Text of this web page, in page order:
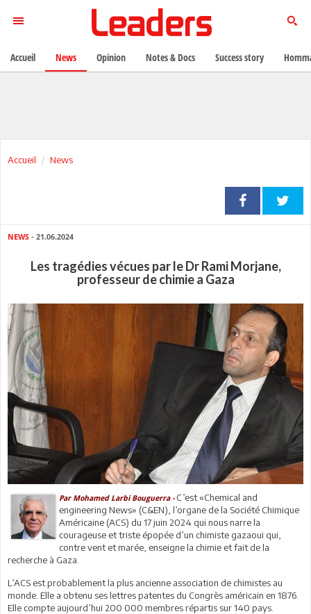
Accueil News
NEWS - 21.06.2024
Les tragédies vécues par le Dr Rami Morjane,
professeur de chimie a Gaza
Par Mohamed Larbi Bouguerra -C’est «Chemical and
engineering News» (C&EN), l’organe de la Société Chimique
Américaine (ACS) du 17 juin 2024 qui nous narre la
courageuse et triste épopée d’un chimiste gazaoui qui,
contre vent et marée, enseigne la chimie et fait de la
recherche à Gaza.
L’ACS est probablement la plus ancienne association de chimistes au
monde. Elle a obtenu ses lettres patentes du Congrès américain en 1876.
Elle compte aujourd’hui 200 000 membres répartis sur 140 pays.
Accueil News Opinion Notes & Docs Success story